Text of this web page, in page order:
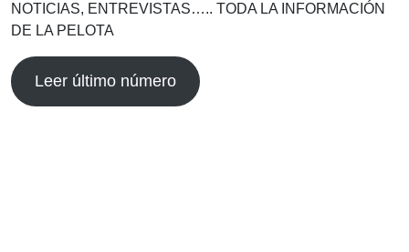
NOTICIAS, ENTREVISTAS….. TODA LA INFORMACIÓN
DE LA PELOTA
Leer último número